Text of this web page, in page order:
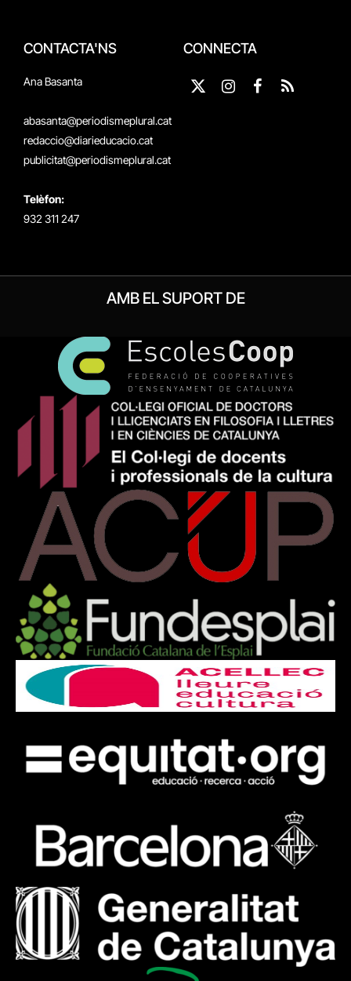
CONTACTA'NS
Ana Basanta
abasanta@periodismeplural.cat
redaccio@diarieducacio.cat
publicitat@periodismeplural.cat
Telèfon:
932 311 247
CONNECTA
X
InstagramFacebook
RSS
AMB EL SUPORT DE